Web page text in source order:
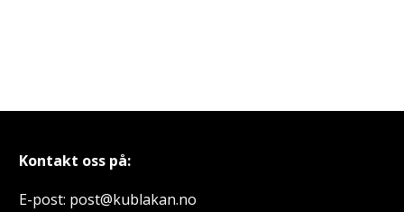
Kontakt oss på:
E-post: post@kublakan.no